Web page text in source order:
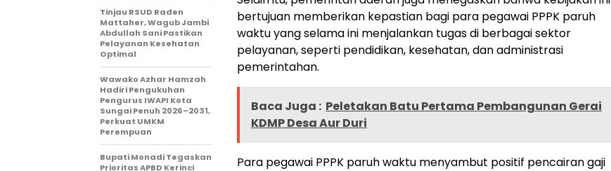
bertujuan memberikan kepastian bagi para pegawai PPPK paruh
waktu yang selama ini menjalankan tugas di berbagai sektor
pelayanan, seperti pendidikan, kesehatan, dan administrasi
pemerintahan.
Baca Juga : Peletakan Batu Pertama Pembangunan Gerai
KDMP Desa Aur Duri
Para pegawai PPPK paruh waktu menyambut positif pencairan gaji
Tinjau RSUD Raden
Mattaher, Wagub Jambi
Abdullah Sani Pastikan
Pelayanan Kesehatan
Optimal
Wawako Azhar Hamzah
Hadiri Pengukuhan
Pengurus IWAPI Kota
Sungai Penuh 2026–2031,
Perkuat UMKM
Perempuan
Bupati Monadi Tegaskan
Prioritas APBD Kerinci